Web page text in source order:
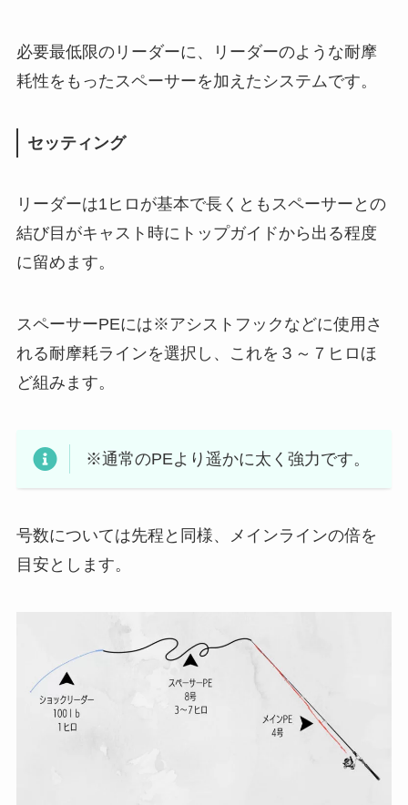
必要最低限のリーダーに、リーダーのような耐摩
耗性をもったスペーサーを加えたシステムです。
セッティング
リーダーは1ヒロが基本で長くともスペーサーとの
結び目がキャスト時にトップガイドから出る程度
に留めます。
スペーサーPEには※アシストフックなどに使用さ
れる耐摩耗ラインを選択し、これを３～７ヒロほ
ど組みます。
※通常のPEより遥かに太く強力です。
号数については先程と同様、メインラインの倍を
目安とします。